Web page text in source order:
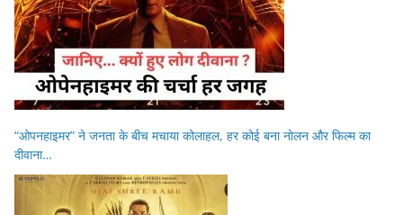
“ओपनहाइमर” ने जनता के बीच मचाया कोलाहल, हर कोई बना नोलन और फिल्म का
दीवाना…